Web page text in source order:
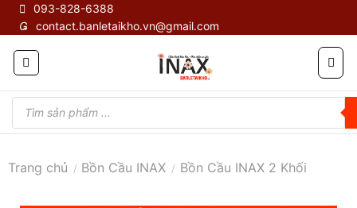
Skip
content
093-828-6388
contact.banletaikho.vn@gmail.com
Tìm
kiếm
phẩm
Trang chủ / Bồn Cầu INAX / Bồn Cầu INAX 2 Khối